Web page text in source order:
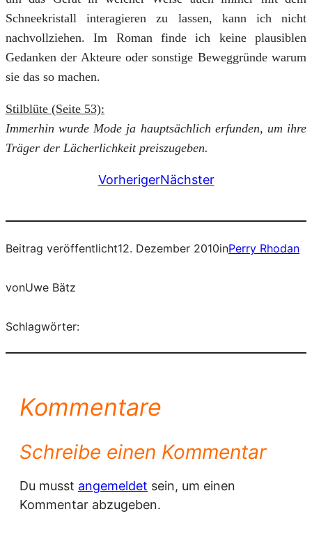
Schneekristall interagieren zu lassen, kann ich nicht
nachvollziehen. Im Roman finde ich keine plausiblen
Gedanken der Akteure oder sonstige Beweggründe warum
sie das so machen.
Stilblüte (Seite 53):
Immerhin wurde Mode ja hauptsächlich erfunden, um ihre
Träger der Lächerlichkeit preiszugeben.
VorherigerNächster
Beitrag veröffentlicht12. Dezember 2010inPerry Rhodan
vonUwe Bätz
Schlagwörter:
Kommentare
Schreibe einen Kommentar
Du musst angemeldet sein, um einen
Kommentar abzugeben.